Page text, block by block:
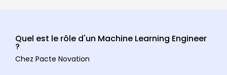
Quel est le rôle d'un Machine Learning Engineer
?
Chez Pacte Novation